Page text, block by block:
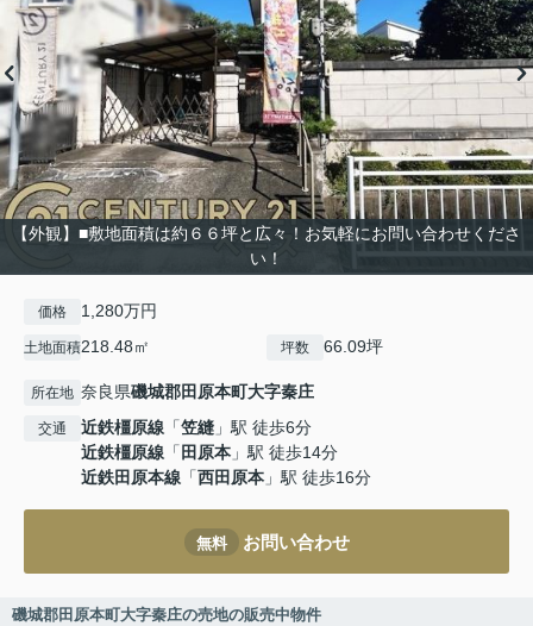
【外観】■敷地面積は約６６坪と広々！お気軽にお問い合わせくださ
い！
価格 1,280万円
土地面積218.48㎡ 坪数 66.09坪
所在地 奈良県磯城郡田原本町大字秦庄
交通 近鉄橿原線 「笠縫 」駅 徒歩6分
近鉄橿原線 「 田原本 」駅 徒歩14分
近鉄田原本線 「西田原本 」駅 徒歩16分
無料 お問い合わせ
磯城郡田原本町大字秦庄の売地の販売中物件